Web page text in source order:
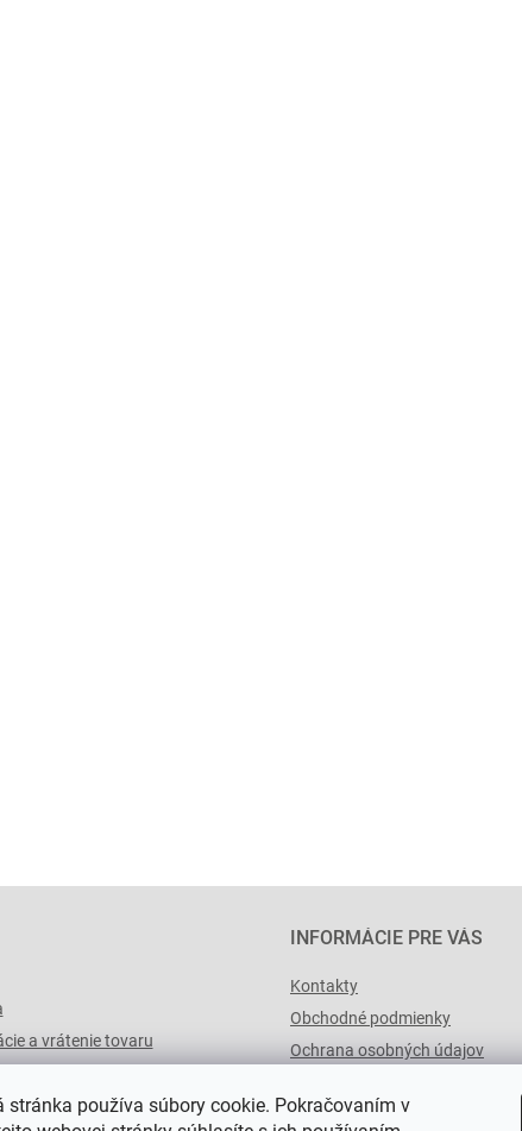
stránka používa súbory cookie. Pokračovaním v
a vrátenie tovaru
INFORMÁCIE PRE VÁS
Kontakty
Obchodné podmienky
Ochrana osobných údajov